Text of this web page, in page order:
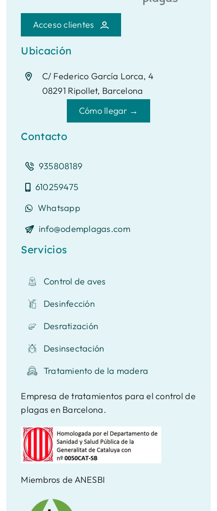
Acceso clientes
Ubicación
C/ Federico García Lorca, 4
08291 Ripollet, Barcelona
Cómo llegar →
Contacto
935808189
610259475
Whatsapp
info@odemplagas.com
Servicios
Control de aves
Desinfección
Desratización
Desinsectación
Tratamiento de la madera
Empresa de tratamientos para el control de
plagas en Barcelona.
Miembros de ANESBI